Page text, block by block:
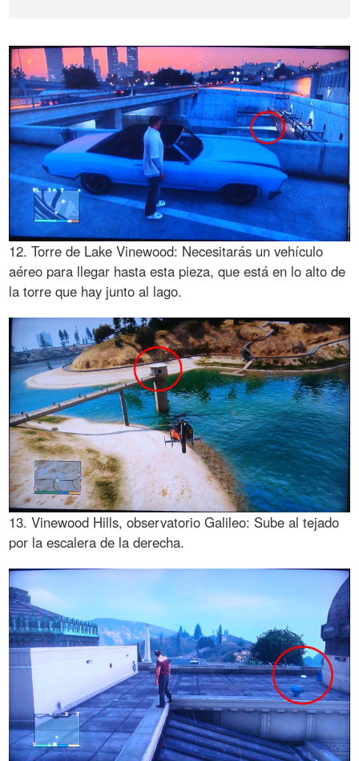
12. Torre de Lake Vinewood: Necesitarás un vehículo
aéreo para llegar hasta esta pieza, que está en lo alto de
la torre que hay junto al lago.
13. Vinewood Hills, observatorio Galileo: Sube al tejado
por la escalera de la derecha.